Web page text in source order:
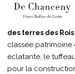
des terres des
classée patrimoine
éclatante, le
pour la